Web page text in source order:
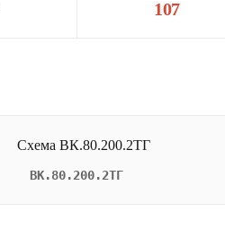
107
ВК.80.200.2ТГ